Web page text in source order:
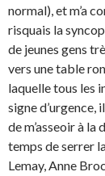
normal), et m’a
risquais la
de jeunes gens
vers une table
laquelle tous les
signe d’urgence,
de m’asseoir à
temps de serrer
Lemay, Anne